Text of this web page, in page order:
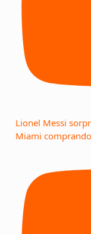
Lionel Messi
Miami